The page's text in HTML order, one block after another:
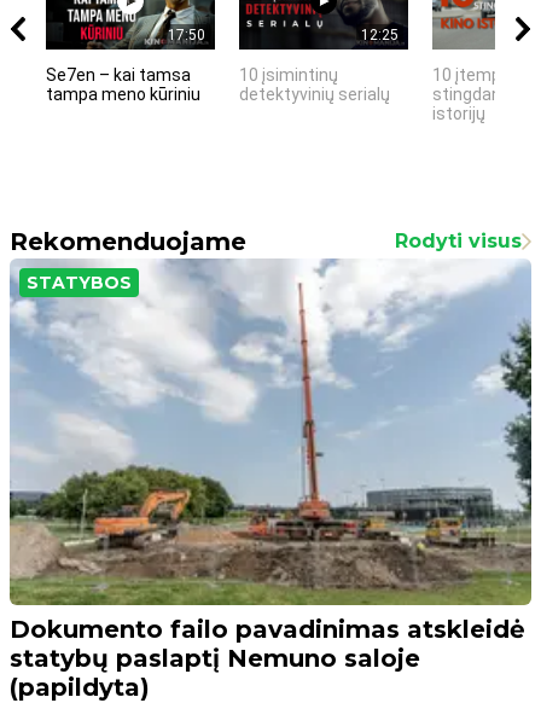
17:50
Se7en – kai tamsa
tampa meno kūriniu
12:25
10 įsimintinų
detektyvinių serialų
10 įtemptų,
stingdančių
istorijų
Rekomenduojame Rodyti visus
STATYBOS
Dokumento failo pavadinimas atskleidė
statybų paslaptį Nemuno saloje
(papildyta)